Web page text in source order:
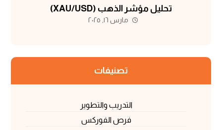
تحليل مؤشر الذهب (XAU/USD)
مارس ١٦, ٢٠٢٥
تصنيفات
التدريب والتطوير
فرص الفوركس